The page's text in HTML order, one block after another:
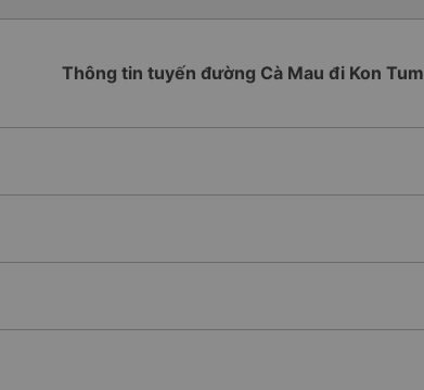
Thông tin tuyến đường Cà Mau đi Kon Tum